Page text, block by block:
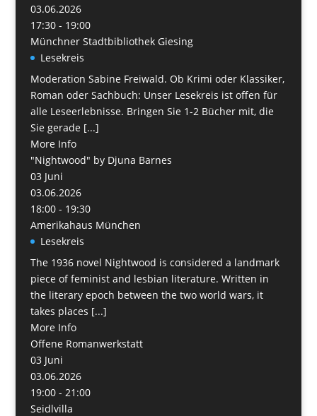
03.06.2026
17:30 - 19:00
Münchner Stadtbibliothek Giesing
Lesekreis
Moderation Sabine Freiwald. Ob Krimi oder Klassiker,
Roman oder Sachbuch: Unser Lesekreis ist offen für
alle Leseerlebnisse. Bringen Sie 1-2 Bücher mit, die
Sie gerade [...]
More Info
"Nightwood" by Djuna Barnes
03 Juni
03.06.2026
18:00 - 19:30
Amerikahaus München
Lesekreis
The 1936 novel Nightwood is considered a landmark
piece of feminist and lesbian literature. Written in
the literary epoch between the two world wars, it
takes places [...]
More Info
Offene Romanwerkstatt
03 Juni
03.06.2026
19:00 - 21:00
Seidlvilla